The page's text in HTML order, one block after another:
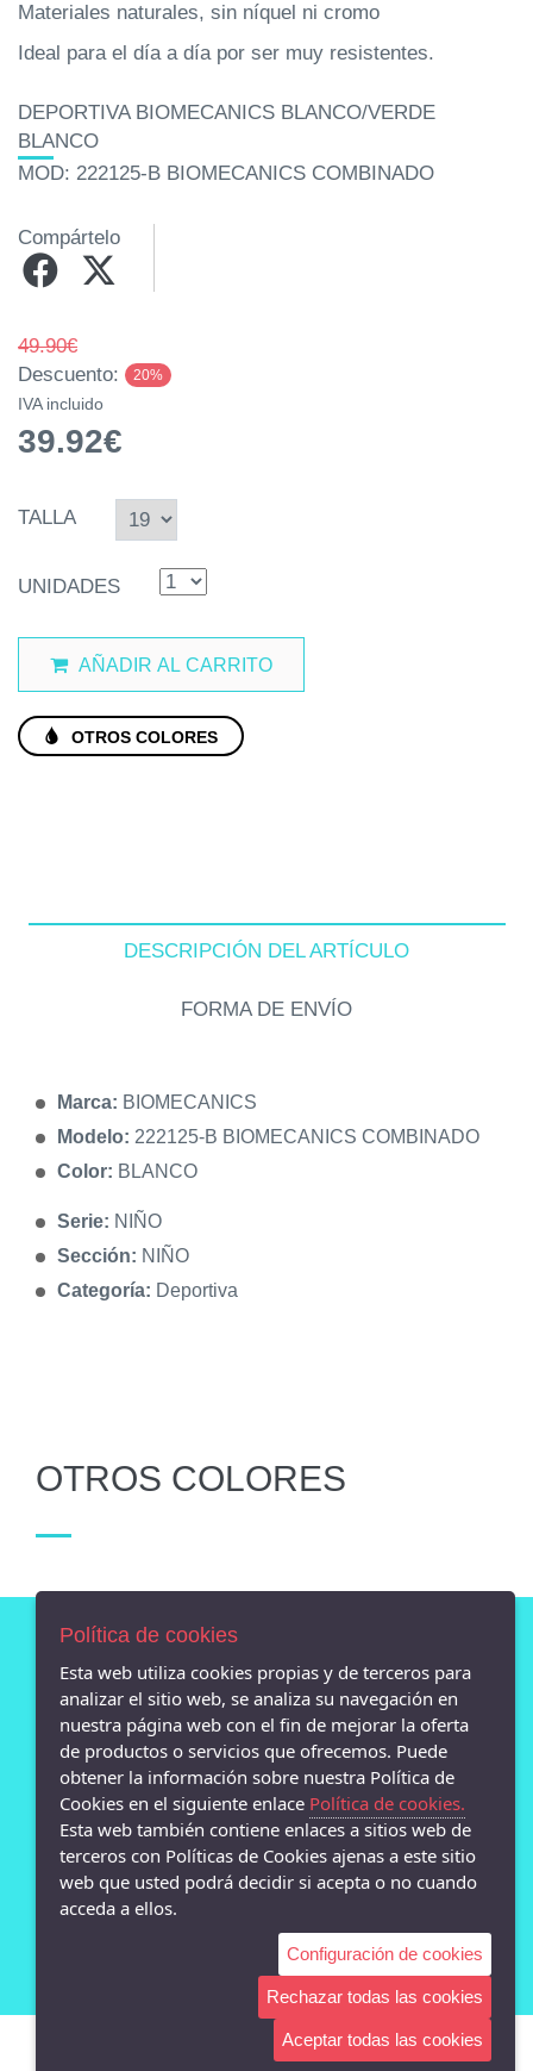
Materiales naturales, sin níquel ni cromo
Ideal para el día a día por ser muy resistentes.
DEPORTIVA BIOMECANICS BLANCO/VERDE
BLANCO
MOD: 222125-B BIOMECANICS COMBINADO
Compártelo
49.90€
Descuento:
20%
IVA incluido
39.92€
TALLA
UNIDADES
AÑADIR AL CARRITO
OTROS COLORES
DESCRIPCIÓN DEL ARTÍCULO
FORMA DE ENVÍO
Marca: BIOMECANICS
Modelo: 222125-B BIOMECANICS COMBINADO
Color: BLANCO
Serie: NIÑO
Sección: NIÑO
Categoría: Deportiva
OTROS COLORES
AVISO LEGAL
POLÍTICA DE COOKIES
ENVÍOS Y DEVOLUCIONES
POLÍTICA DE PRIVACIDAD
- Calle san Pedro 13 bajo, Lugo - 27001 (Lugo)
982872869
Política de cookies
Esta web utiliza cookies propias y de terceros para
analizar el sitio web, se analiza su navegación en
nuestra página web con el fin de mejorar la oferta
de productos o servicios que ofrecemos. Puede
obtener la información sobre nuestra Política de
Cookies en el siguiente enlace Política de cookies.
Esta web también contiene enlaces a sitios web de
terceros con Políticas de Cookies ajenas a este sitio
web que usted podrá decidir si acepta o no cuando
acceda a ellos.
Configuración de cookies
Rechazar todas las cookies
Aceptar todas las cookies